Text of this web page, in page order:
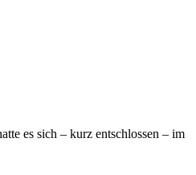
es sich – kurz entschlossen – im